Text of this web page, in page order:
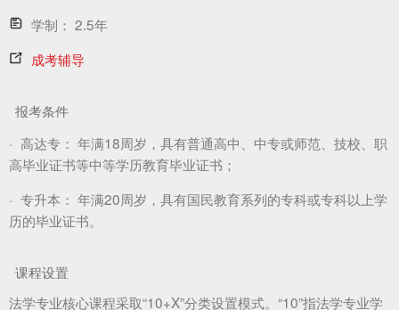
学制： 2.5年
成考辅导
报考条件
· 高达专： 年满18周岁，具有普通高中、中专或师范、技校、职
高毕业证书等中等学历教育毕业证书；
· 专升本： 年满20周岁，具有国民教育系列的专科或专科以上学
历的毕业证书。
课程设置
法学专业核心课程采取“10+X”分类设置模式。“10”指法学专业学